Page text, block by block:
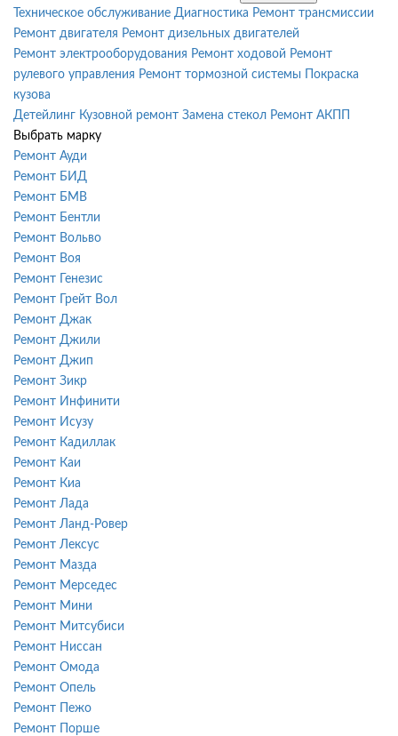
Техническое обслуживание Диагностика Ремонт трансмиссии
Ремонт двигателя Ремонт дизельных двигателей
Ремонт электрооборудования Ремонт ходовой Ремонт
рулевого управления Ремонт тормозной системы
Покраска
кузова
Детейлинг Кузовной ремонт Замена стекол Ремонт АКПП
Выбрать марку
Ремонт Ауди
Ремонт БИД
Ремонт БМВ
Ремонт Бентли
Ремонт Вольво
Ремонт Воя
Ремонт Генезис
Ремонт Грейт Вол
Ремонт Джак
Ремонт Джили
Ремонт Джип
Ремонт Зикр
Ремонт Инфинити
Ремонт Исузу
Ремонт Кадиллак
Ремонт Каи
Ремонт Киа
Ремонт Лада
Ремонт Ланд-Ровер
Ремонт Лексус
Ремонт Мазда
Ремонт Мерседес
Ремонт Мини
Ремонт Митсубиси
Ремонт Ниссан
Ремонт Омода
Ремонт Опель
Ремонт Пежо
Ремонт Порше